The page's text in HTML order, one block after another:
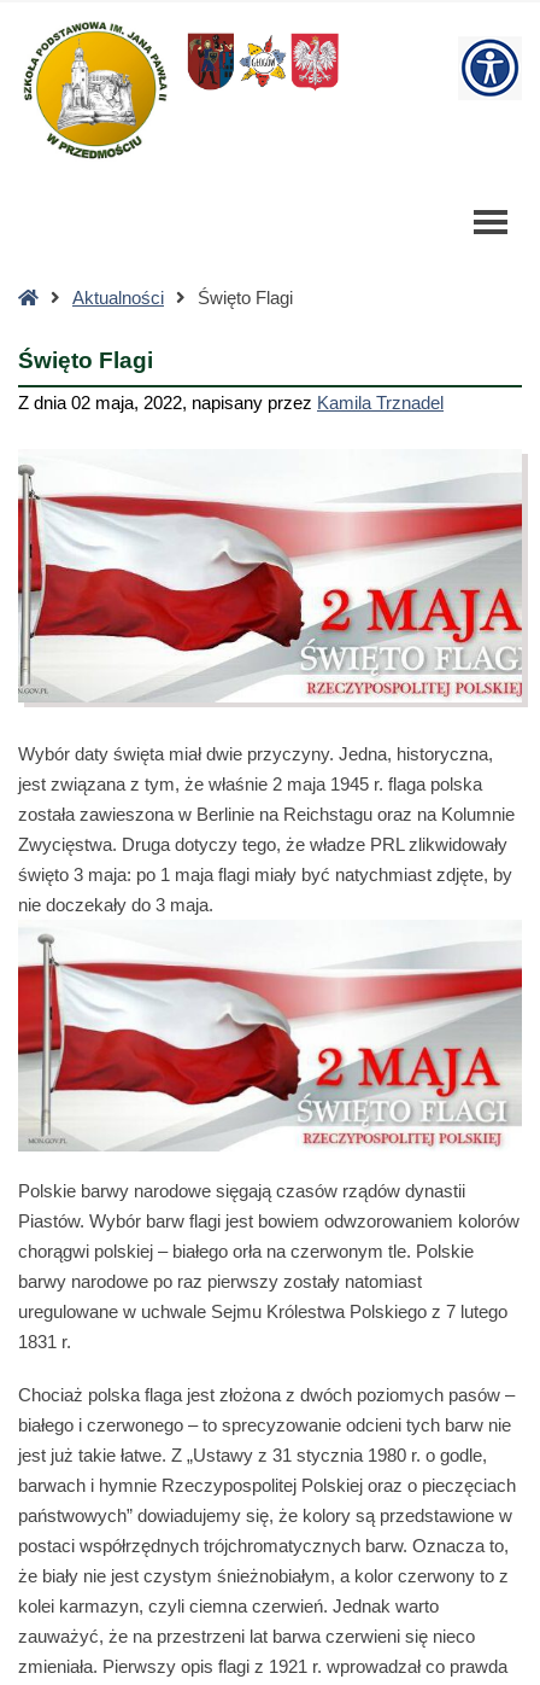
Szkoła
Podstawowa
StronaAktualności Święto Flagi
Święto Flagi
Z dnia 02 maja, 2022, napisany przez Kamila Trznadel
Wybór daty święta miał dwie przyczyny. Jedna, historyczna,
jest związana z tym, że właśnie 2 maja 1945 r. flaga polska
została zawieszona w Berlinie na Reichstagu oraz na Kolumnie
Zwycięstwa. Druga dotyczy tego, że władze PRL zlikwidowały
święto 3 maja: po 1 maja flagi miały być natychmiast zdjęte, by
nie doczekały do 3 maja.
Polskie barwy narodowe sięgają czasów rządów dynastii
Piastów. Wybór barw flagi jest bowiem odwzorowaniem kolorów
chorągwi polskiej – białego orła na czerwonym tle. Polskie
barwy narodowe po raz pierwszy zostały natomiast
uregulowane w uchwale Sejmu Królestwa Polskiego z 7 lutego
1831 r.
Chociaż polska flaga jest złożona z dwóch poziomych pasów –
białego i czerwonego – to sprecyzowanie odcieni tych barw nie
jest już takie łatwe. Z „Ustawy z 31 stycznia 1980 r. o godle,
barwach i hymnie Rzeczypospolitej Polskiej oraz o pieczęciach
państwowych” dowiadujemy się, że kolory są przedstawione w
postaci współrzędnych trójchromatycznych barw. Oznacza to,
że biały nie jest czystym śnieżnobiałym, a kolor czerwony to z
kolei karmazyn, czyli ciemna czerwień. Jednak warto
zauważyć, że na przestrzeni lat barwa czerwieni się nieco
zmieniała. Pierwszy opis flagi z 1921 r. wprowadzał co prawda